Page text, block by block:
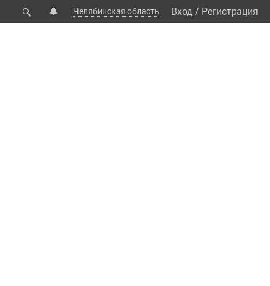
🔍 🔔 Челябинская область Вход / Регистрация